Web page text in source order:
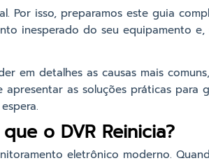
Por isso, preparamos este guia
inesperado do seu equipamento
em detalhes as causas mais
as soluções práticas para
o DVR Reinicia?
eletrônico moderno.